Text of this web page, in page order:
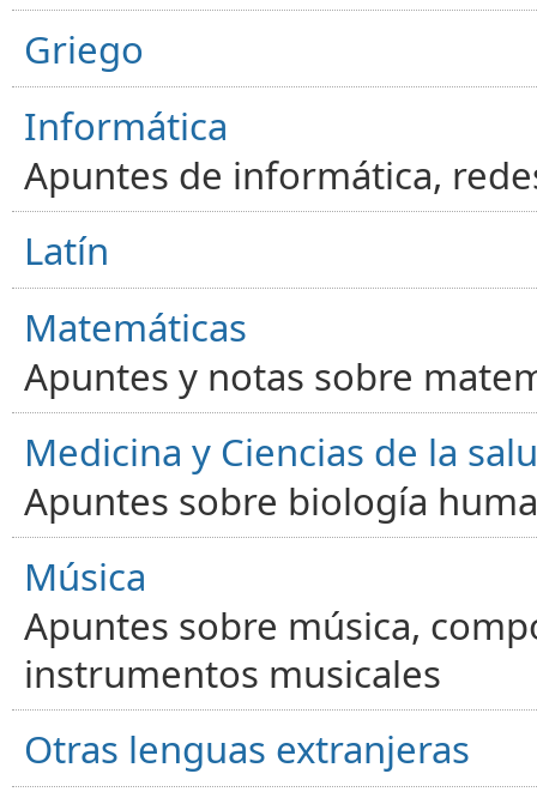
Griego
Informática
Apuntes de informática,
Latín
Matemáticas
Apuntes y notas sobre
Medicina y Ciencias de la
Apuntes sobre biología
Música
Apuntes sobre música,
instrumentos musicales
Otras lenguas extranjeras